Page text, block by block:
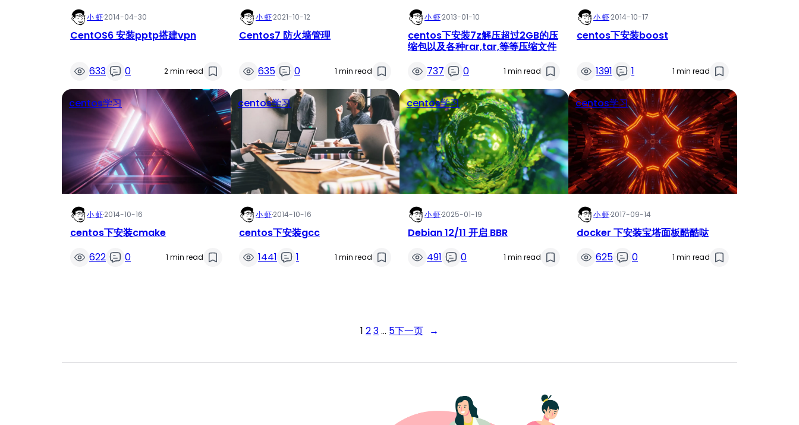
小 虾·2014-04-30
CentOS6 安装pptp搭建vpn
633 0 2 min read
小 虾·2021-10-12
Centos7 防火墙管理
635 0 1 min read
小 虾·2013-01-10
centos下安装7z解压超过2GB的压
缩包以及各种rar,tar,等等压缩文件
737
0 1 min read
小 虾·2014-10-17
centos下安装boost
1391 1 1 min read
centos学习
小 虾·2014-10-16
centos下安装cmake
622
0 1 min read
centos学习
小 虾·2014-10-16
centos下安装gcc
1441
1 1 min read
centos学习
小 虾·2025-01-19
Debian 12/11 开启 BBR
491
0 1 min read
centos学习
小 虾·2017-09-14
docker 下安装宝塔面板酷酷哒
625
0 1 min read
1 23… 5下一页 →